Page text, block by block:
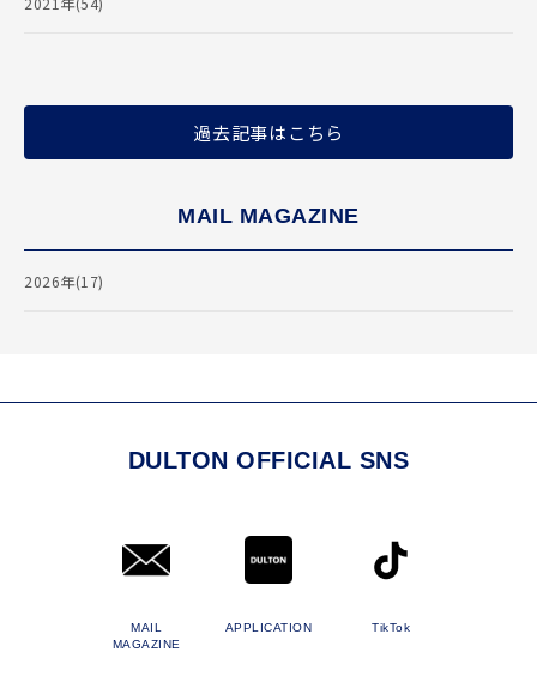
過去記事はこちら
MAIL MAGAZINE
2026年(17)
DULTON OFFICIAL SNS
MAIL
MAGAZINE
APPLICATION TikTok